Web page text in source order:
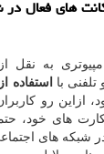
های فعال
به نقل
تلفنی با استفاده
ازاین رو
های خود،
در شبکه های